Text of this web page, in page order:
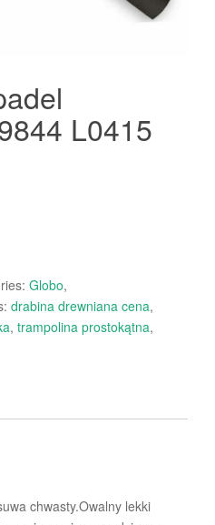
L0415
Globo,
drabina drewniana cena,
, trampolina prostokątna,
chwasty.Owalny lekki